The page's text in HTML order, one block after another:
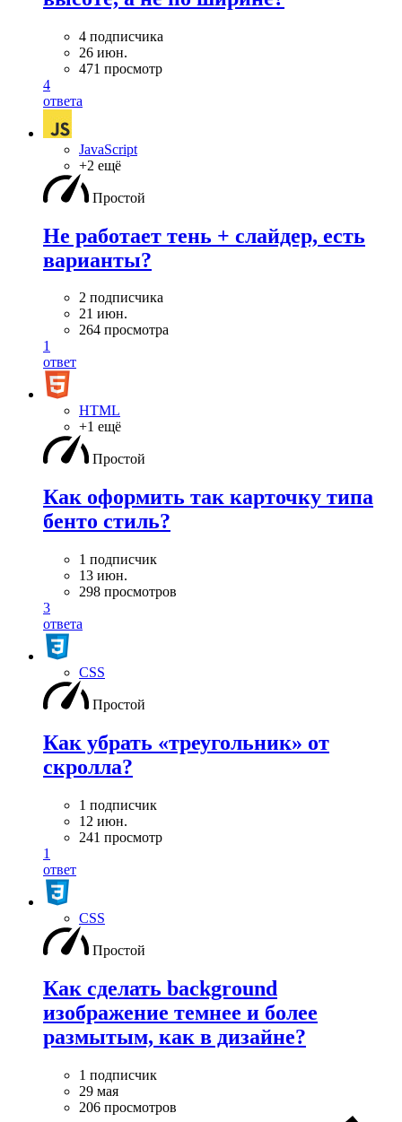
4 подписчика
26 июн.
471 просмотр
4
ответа
JavaScript
+2 ещё
Простой
Не работает тень + слайдер, есть
варианты?
2 подписчика
21 июн.
264 просмотра
1
ответ
HTML
+1 ещё
Простой
Как оформить так карточку типа
бенто стиль?
1 подписчик
13 июн.
298 просмотров
3
ответа
CSS
Простой
Как убрать «треугольник» от
скролла?
1 подписчик
12 июн.
241 просмотр
1
ответ
CSS
Простой
Как сделать background
изображение темнее и более
размытым, как в дизайне?
1 подписчик
29 мая
206 просмотров